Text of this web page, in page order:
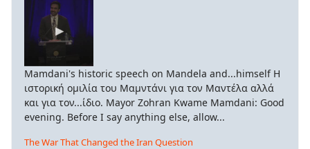
Mamdani's historic speech on Mandela and...himself Η
ιστορική ομιλία του Μαμντάνι για τον Μαντέλα αλλά
και για τον...ίδιο. Mayor Zohran Kwame Mamdani: Good
evening. Before I say anything else, allow...
The War That Changed the Iran Question